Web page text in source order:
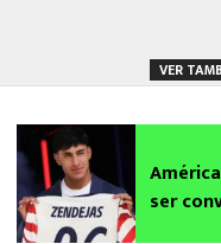
VER
ser